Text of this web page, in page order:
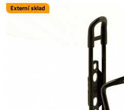
Externí sklad